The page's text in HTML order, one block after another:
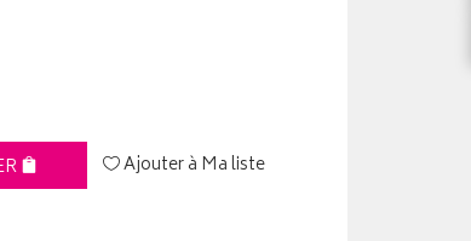
Ajouter à Ma liste